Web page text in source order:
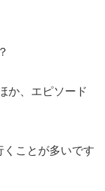
か、エピソード
くことが多いです